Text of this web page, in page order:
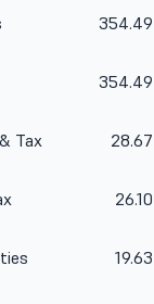
354.49
354.49
Tax 28.67
26.10
19.63